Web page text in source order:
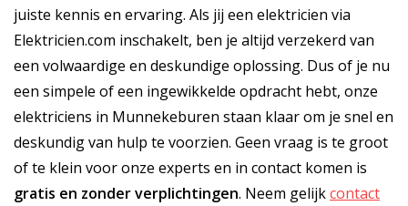
juiste kennis en ervaring. Als jij een elektricien via
Elektricien.com inschakelt, ben je altijd verzekerd van
een volwaardige en deskundige oplossing. Dus of je nu
een simpele of een ingewikkelde opdracht hebt, onze
elektriciens in Munnekeburen staan klaar om je snel en
deskundig van hulp te voorzien. Geen vraag is te groot
of te klein voor onze experts en in contact komen is
gratis en zonder verplichtingen. Neem gelijkcontact